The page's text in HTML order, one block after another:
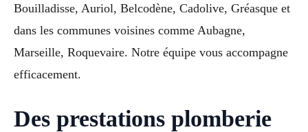
Bouilladisse, Auriol, Belcodène, Cadolive, Gréasque et
dans les communes voisines comme Aubagne,
Marseille, Roquevaire. Notre équipe vous accompagne
efficacement.
Des prestations plomberie